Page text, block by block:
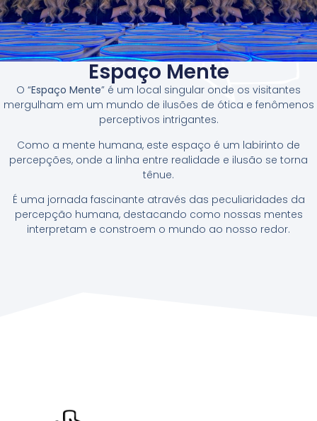
Espaço Mente
O “Espaço Mente” é um local singular onde os visitantes
mergulham em um mundo de ilusões de ótica e fenômenos
perceptivos intrigantes.
Como a mente humana, este espaço é um labirinto de
percepções, onde a linha entre realidade e ilusão se torna
tênue.
É uma jornada fascinante através das peculiaridades da
percepção humana, destacando como nossas mentes
interpretam e constroem o mundo ao nosso redor.